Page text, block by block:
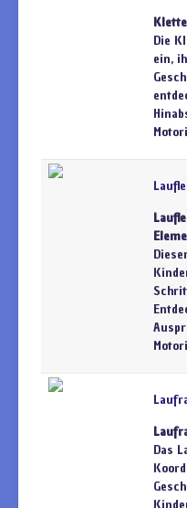
Die
ein,
Das